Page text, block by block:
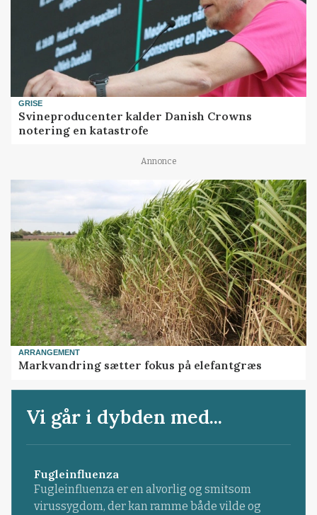
GRISE
Svineproducenter kalder Danish Crowns
notering en katastrofe
Annonce
ARRANGEMENT
Markvandring sætter fokus på elefantgræs
Vi går i dybden med...
Fugleinfluenza
Fugleinfluenza er en alvorlig og smitsom
virussygdom, der kan ramme både vilde og